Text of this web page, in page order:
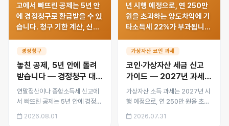
고에서 빠뜨린 공제는 5년 안
에 경정청구로 환급받을 수 있
습니다. 청구 기한 계산, 신청
금, 거부됐을 때의 불복 방법
경정청구
놓친 공제, 5년 안에 돌려
받습니다 — 경정청구 대상
·기한·신청 절차 완전 정리
연말정산이나 종합소득세 신고에
서 빠뜨린 공제는 5년 안에 경정청
구로 환급받을 수 있습니다. 청구
기한 계산, 신청 절차, 처리 기간과
2026.08.01
년 시행 예정으로, 연 250만
원을 초과하는 양도차익에 기
타소득세 22%가 부과됩니
거래소·개인지갑 신고의무, 시
정리했습니다.
가상자산 코인 과세
코인·가상자산 세금 신고
가이드 — 2027년 과세
시행 기준과 준비 방법
가상자산 소득 과세는 2027년 시
행 예정으로, 연 250만 원을 초과
하는 양도차익에 기타소득세 22%
가 부과됩니다. 취득가액 산정 방
2026.07.31